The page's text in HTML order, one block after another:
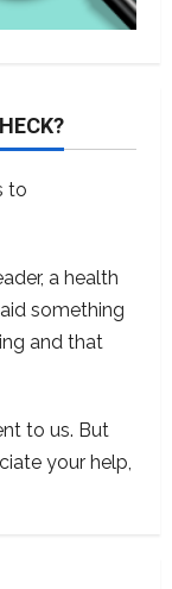
to
a health
something
and that
to us. But
your help,